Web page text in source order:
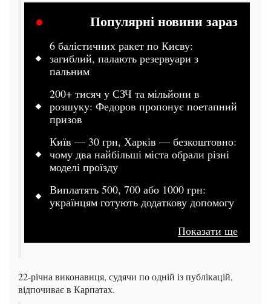
Популярні новини зараз
6 балістичних ракет по Києву:
загиблий, палають резервуари з
пальним
200+ тисяч у СЗЧ та мільйони в
розшуку: Федоров пропонує поетапний
призов
Київ — 30 грн, Харків — безкоштовно:
чому два найбільші міста обрали різні
моделі проїзду
Виплатять 500, 700 або 1000 грн:
українцям готують додаткову допомогу
Показати ще
22-річна виконавиця, судячи по одній із публікацій,
відпочиває в Карпатах.